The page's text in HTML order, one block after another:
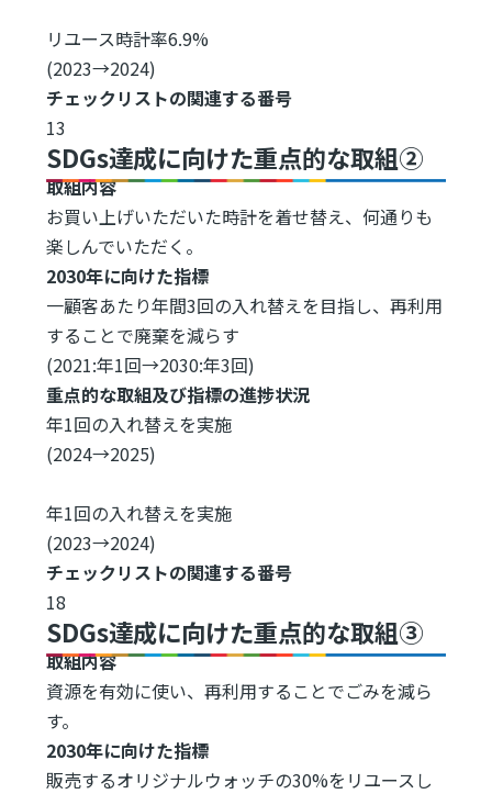
リユース時計率6.9%
(2023→2024)
チェックリストの関連する番号
13
SDGs達成に向けた重点的な取組②
取組内容
お買い上げいただいた時計を着せ替え、何通りも
楽しんでいただく。
2030年に向けた指標
一顧客あたり年間3回の入れ替えを目指し、再利用
することで廃棄を減らす
(2021:年1回→2030:年3回)
重点的な取組及び指標の進捗状況
年1回の入れ替えを実施
(2024→2025)
年1回の入れ替えを実施
(2023→2024)
チェックリストの関連する番号
18
SDGs達成に向けた重点的な取組③
取組内容
資源を有効に使い、再利用することでごみを減ら
す。
2030年に向けた指標
販売するオリジナルウォッチの30%をリユースし